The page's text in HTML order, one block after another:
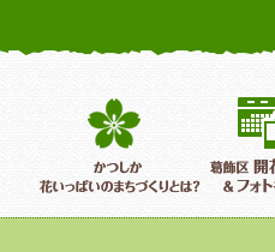
かつしか花いっぱいのまちづくり葛飾区花